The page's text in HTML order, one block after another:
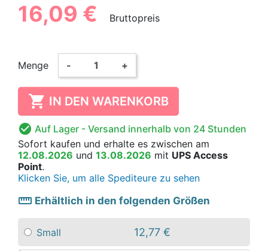
16,09 € Bruttopreis
Menge - +
 IN DEN WARENKORB
 Auf Lager - Versand innerhalb von 24 Stunden
Sofort kaufen und erhalte es zwischen am
12.08.2026 und 13.08.2026 mit UPS Access
Point.
Klicken Sie, um alle Spediteure zu sehen
straighten Erhältlich in den folgenden Größen
Small 12,77 €